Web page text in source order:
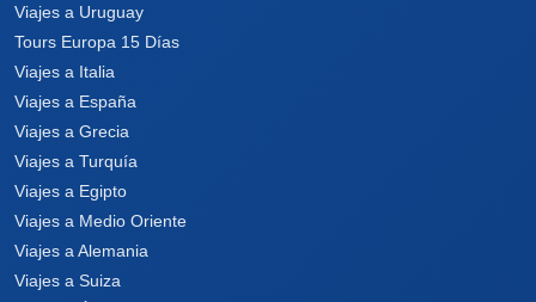
Viajes a Uruguay
Tours Europa 15 Días
Viajes a Italia
Viajes a España
Viajes a Grecia
Viajes a Turquía
Viajes a Egipto
Viajes a Medio Oriente
Viajes a Alemania
Viajes a Suiza